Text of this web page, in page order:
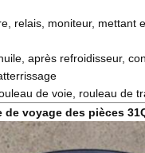
relais, moniteur, mettant
après refroidisseur,
de voie, rouleau de
voyage des pièces